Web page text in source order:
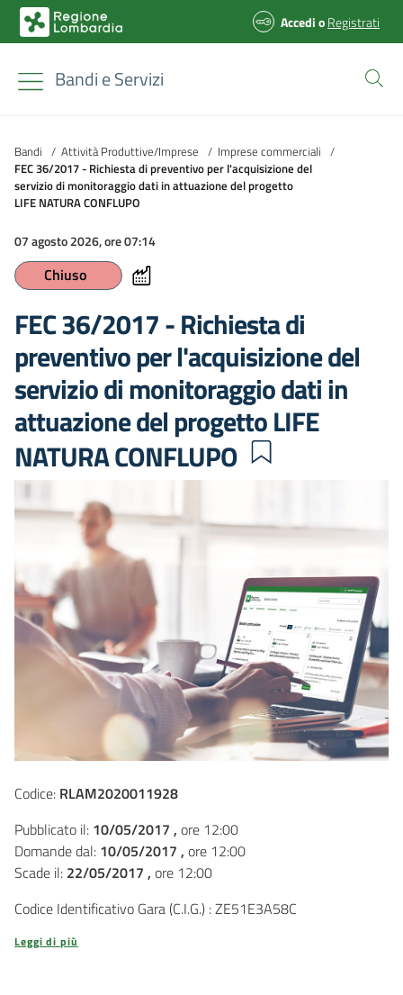
AccedioRegistrati
Bandi e Servizi
Bandi / Attività Produttive/Imprese / Imprese commerciali /
FEC 36/2017 - Richiesta di preventivo per l'acquisizione del
servizio di monitoraggio dati in attuazione del progetto
LIFE NATURA CONFLUPO
07 agosto 2026, ore 07:14
Chiuso
FEC 36/2017 - Richiesta di
preventivo per l'acquisizione del
servizio di monitoraggio dati in
attuazione del progetto LIFE
NATURA CONFLUPO
Codice: RLAM2020011928
Pubblicato il: 10/05/2017 , ore 12:00
Domande dal: 10/05/2017 , ore 12:00
Scade il: 22/05/2017 , ore 12:00
Codice Identificativo Gara (C.I.G.) : ZE51E3A58C
Leggi di più